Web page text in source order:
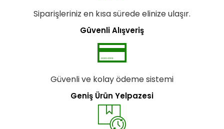
Siparişleriniz en kısa sürede elinize ulaşır.
Güvenli Alışveriş
Güvenli ve kolay ödeme sistemi
Geniş Ürün Yelpazesi